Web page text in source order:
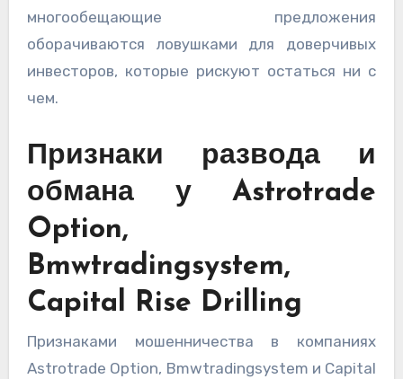
многообещающие предложения
оборачиваются ловушками для доверчивых
инвесторов, которые рискуют остаться ни с
чем.
Признаки развода и
обмана у Astrotrade
Option,
Bmwtradingsystem,
Capital Rise Drilling
Признаками мошенничества в компаниях
Astrotrade Option, Bmwtradingsystem и Capital